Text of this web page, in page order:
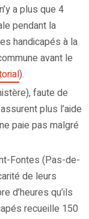
a plus que 4
pendant la
handicapés à la
avant le
).
faute de
plus l’aide
paie pas malgré
Fontes (Pas-de-
de leurs
d’heures qu’ils
recueille 150